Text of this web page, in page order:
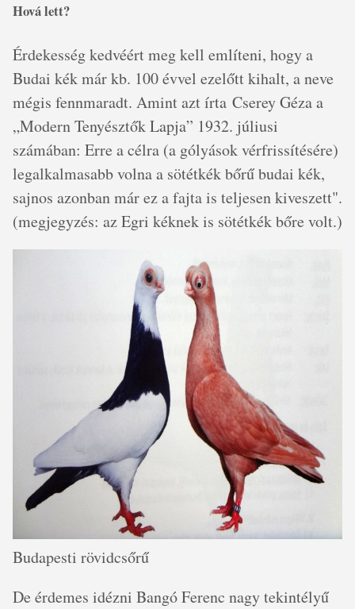
Hová lett?
Érdekesség kedvéért meg kell említeni, hogy a
Budai kék már kb. 100 évvel ezelőtt kihalt, a neve
mégis fennmaradt. Amint azt írta Cserey Géza a
„Modern Tenyésztők Lapja” 1932. júliusi
számában: Erre a célra (a gólyások vérfrissítésére)
legalkalmasabb volna a sötétkék bőrű budai kék,
sajnos azonban már ez a fajta is teljesen kiveszett".
(megjegyzés: az Egri kéknek is sötétkék bőre volt.)
Budapesti rövidcsőrű
De érdemes idézni Bangó Ferenc nagy tekintélyű